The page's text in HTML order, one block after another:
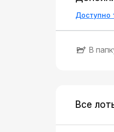
Доступно
В
Все